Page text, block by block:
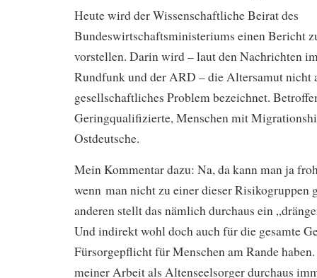
Heute wird der Wissenschaftliche Beirat des
Bundeswirtschaftsministeriums einen Bericht
vorstellen. Darin wird – laut den Nachrichten
Rundfunk und der ARD – die Altersamut nicht
gesellschaftliches Problem bezeichnet.
Geringqualifizierte, Menschen mit
Ostdeutsche.
Mein Kommentar dazu: Na, da kann man ja
wenn man nicht zu einer dieser Risikogruppen
anderen stellt das nämlich durchaus ein
Und indirekt wohl doch auch für die gesamte
Fürsorgepflicht für Menschen am Rande
meiner Arbeit als Altenseelsorger durchaus